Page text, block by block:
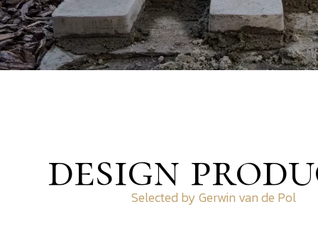
designSelected by Gerwin van de Pol